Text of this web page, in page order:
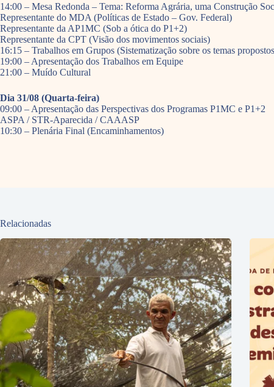
14:00 – Mesa Redonda – Tema: Reforma Agrária, uma Construção
Representante do MDA (Políticas de Estado – Gov. Federal)
Representante da AP1MC (Sob a ótica do P1+2)
Representante da CPT (Visão dos movimentos sociais)
16:15 – Trabalhos em Grupos (Sistematização sobre os temas
19:00 – Apresentação dos Trabalhos em Equipe
21:00 – Muído Cultural
Dia 31/08 (Quarta-feira)
09:00 – Apresentação das Perspectivas dos Programas P1MC e P1+2
ASPA / STR-Aparecida / CAAASP
10:30 – Plenária Final (Encaminhamentos)
Relacionadas